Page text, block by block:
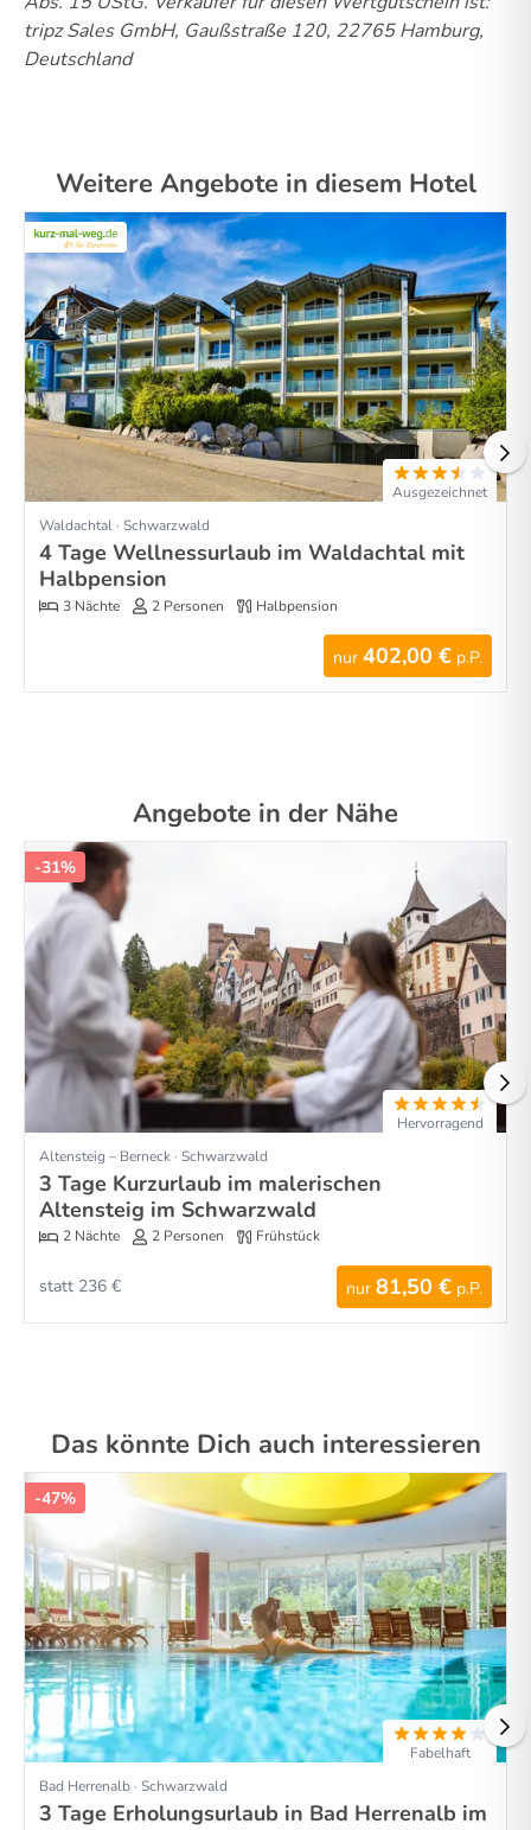
tripz Sales GmbH, Gaußstraße 120, 22765 Hamburg,
Deutschland
Weitere Angebote in diesem Hotel
Ausgezeichnet
Waldachtal · Schwarzwald
4 Tage Wellnessurlaub im Waldachtal mit
Halbpension
3 Nächte 2 Personen Halbpension
nur 402,00 € p.P.
Angebote in der Nähe
-31%
Hervorragend
Altensteig – Berneck · Schwarzwald
3 Tage Kurzurlaub im malerischen
Altensteig im Schwarzwald
2 Nächte 2 Personen Frühstück
nur 81,50 € p.P.
statt 236 €
Das könnte Dich auch interessieren
-47%
Fabelhaft
Bad Herrenalb · Schwarzwald
3 Tage Erholungsurlaub in Bad Herrenalb im